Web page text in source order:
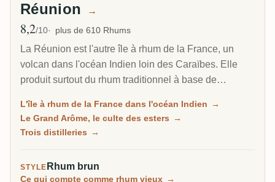
Réunion →
Note moyenne
8,2/10 plus de 610 Rhums
La Réunion est l'autre île à rhum de la France, un
volcan dans l'océan Indien loin des Caraïbes. Elle
produit surtout du rhum traditionnel à base de
Arôme : un style longuement fermenté et riche en
esters, aussi sauvage et tropical que tout ce qui vient
L'île à rhum de la France dans l'océan Indien →
Le Grand Arôme, le culte des esters →
Trois distilleries →
STYLE Rhum brun
Ce qui compte comme rhum vieux →